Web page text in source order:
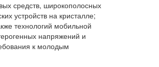
средств, широкополосных
устройств на кристалле;
технологий мобильной
напряжений и
к молодым